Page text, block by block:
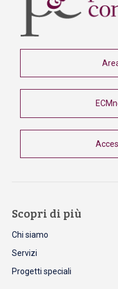
Scopri di più
Chi siamo
Servizi
Progetti speciali